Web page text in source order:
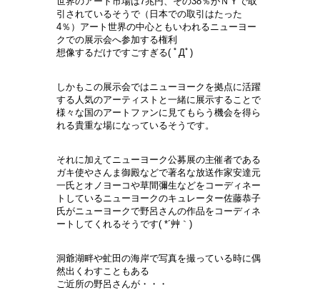
引されているそうで（日本での取引はたった
4％）アート世界の中心ともいわれるニューヨー
クでの展示会へ参加する権利
想像するだけですごすぎる( ﾟДﾟ)
しかもこの展示会ではニューヨークを拠点に活躍
する人気のアーティストと一緒に展示することで
様々な国のアートファンに見てもらう機会を得ら
れる貴重な場になっているそうです。
それに加えてニューヨーク公募展の主催者である
ガキ使やさんま御殿などで著名な放送作家安達元
一氏とオノヨーコや草間彌生などをコーディネー
トしているニューヨークのキュレーター佐藤恭子
氏がニューヨークで野呂さんの作品をコーディネ
ートしてくれるそうです( *´艸｀)
洞爺湖畔や虻田の海岸で写真を撮っている時に偶
然出くわすこともある
ご近所の野呂さんが・・・